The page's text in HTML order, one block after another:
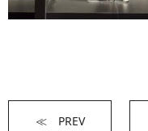
≪ PREV